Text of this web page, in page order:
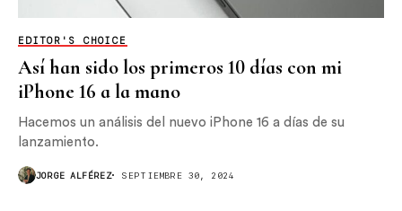
EDITOR'S CHOICE
Así han sido los primeros 10 días con mi
iPhone 16 a la mano
Hacemos un análisis del nuevo iPhone 16 a días de su
lanzamiento.
JORGE ALFÉREZ SEPTIEMBRE 30, 2024